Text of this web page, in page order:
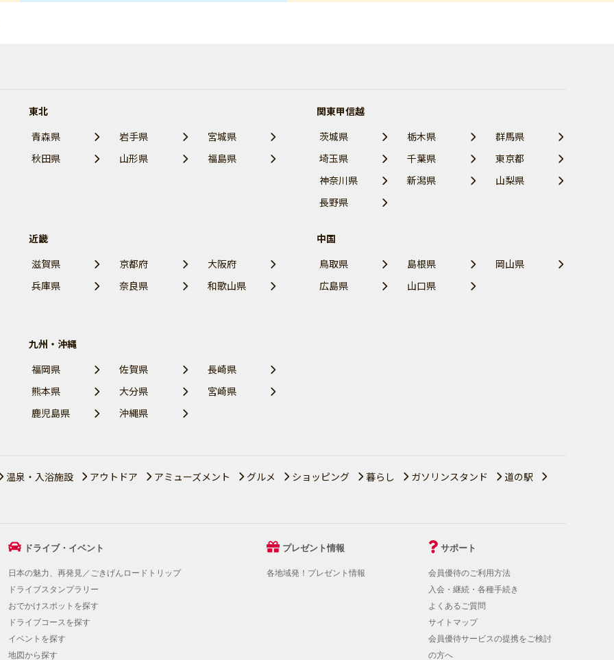
東北
青森県
岩手県
宮城県
秋田県
山形県 福島県
関東甲信越
茨城県
栃木県
群馬県
埼玉県
千葉県
東京都
神奈川県
新潟県
山梨県
長野県
近畿
滋賀県
京都府
大阪府
兵庫県
奈良県 和歌山県
中国
鳥取県
島根県
岡山県
広島県
山口県
九州・沖縄
福岡県
佐賀県
長崎県
熊本県
大分県
宮崎県
鹿児島県
沖縄県
温泉・入浴施設 アウトドア アミューズメント グルメ ショッピング 暮らし ガソリンスタンド
道の駅
ドライブ・イベント
日本の魅力、再発見／ごきげんロードトリップ
ドライブスタンプラリー
おでかけスポットを探す
ドライブコースを探す
イベントを探す
地図から探す
プレゼント情報
各地域発！プレゼント情報
サポート
会員優待のご利用方法
入会・継続・各種手続き
よくあるご質問
サイトマップ
会員優待サービスの提携をご検討
の方へ